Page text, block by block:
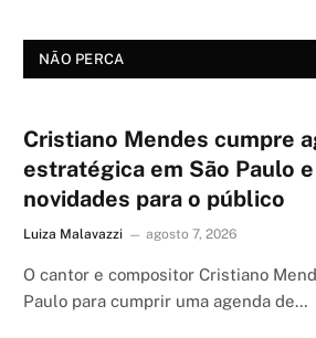
NÃO PERCA
Cristiano Mendes cumpre
estratégica em São Paulo
novidades para o público
Luiza Malavazzi agosto 7, 2026
O cantor e compositor Cristiano
Paulo para cumprir uma agenda de…